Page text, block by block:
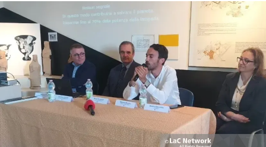
SOCIETÀ
CULTURA
ECONOMIA E LAVORO
EVENTI
SPORT